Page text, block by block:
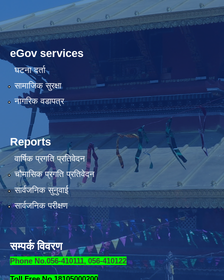
eGov services
घटना दर्ता
सामाजिक सुरक्षा
नागरिक वडापत्र
Reports
वार्षिक प्रगति प्रतिवेदन
चौमासिक प्रगति प्रतिवेदन
सार्वजनिक सुनुवाई
सार्वजनिक परीक्षण
सम्पर्क विवरण
Phone No.056-410111, 056-410122